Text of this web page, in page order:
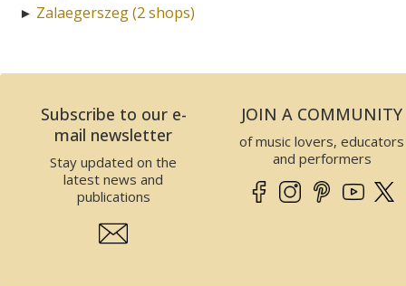
► Zalaegerszeg (2 shops)
Subscribe to our e-
mail newsletter
Stay updated on the
latest news and
publications
JOIN A COMMUNITY
of music lovers, educators
and performers